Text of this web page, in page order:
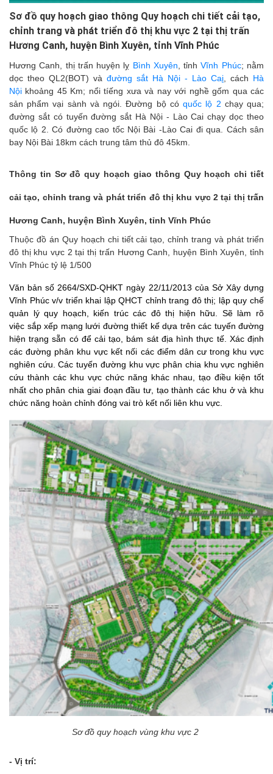
Sơ đồ quy hoạch giao thông Quy hoạch chi tiết cải tạo,
chỉnh trang và phát triển đô thị khu vực 2 tại thị trấn
Hương Canh, huyện Bình Xuyên, tỉnh Vĩnh Phúc
Hương Canh, thị trấn huyện lỵ Bình Xuyên, tỉnhVĩnh Phúc; nằm
dọc theo QL2(BOT) và đường sắt Hà Nội - Lào Cai, cách Hà
Nội khoảng 45 Km; nổi tíếng xưa và nay với nghề gốm qua các
sản phẩm vại sành và ngói. Đường bộ cóquốc lộ 2 chạy qua;
đường sắt có tuyến đường sắt Hà Nội - Lào Cai chạy dọc theo
quốc lộ 2. Có đường cao tốc Nội Bài -Lào Cai đi qua. Cách sân
bay Nội Bài 18km cách trung tâm thủ đô 45km.
Thông tin Sơ đồ quy hoạch giao thông Quy hoạch chi tiết
cải tạo, chỉnh trang và phát triển đô thị khu vực 2 tại thị trấn
Hương Canh, huyện Bình Xuyên, tỉnh Vĩnh Phúc
Thuộc đồ án Quy hoạch chi tiết cải tạo, chỉnh trang và phát triển
đô thị khu vực 2 tại thị trấn Hương Canh, huyện Bình Xuyên, tỉnh
Vĩnh Phúc tỷ lệ 1/500
Văn bản số 2664/SXD-QHKT ngày 22/11/2013 của Sở Xây dựng
Vĩnh Phúc v/v triển khai lập QHCT chỉnh trang đô thị; lập quy chế
quản lý quy hoạch, kiến trúc các đô thị hiện hữu. Sẽ làm rõ
việc sắp xếp mạng lưới đường thiết kế dựa trên các tuyến đường
hiện trạng sẵn có để cải tạo, bám sát địa hình thực tế. Xác định
các đường phân khu vực kết nối các điểm dân cư trong khu vực
nghiên cứu. Các tuyến đường khu vực phân chia khu vực nghiên
cứu thành các khu vực chức năng khác nhau, tạo điều kiện tốt
nhất cho phân chia giai đoạn đầu tư, tạo thành các khu ở và khu
chức năng hoàn chỉnh đóng vai trò kết nối liên khu vực.
Sơ đồ quy hoạch vùng khu vực 2
- Vị trí: